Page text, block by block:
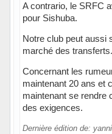
A contrario, le SRFC
pour Sishuba.
Notre club peut aussi
marché des
Concernant les
maintenant 20 ans et
maintenant se rendre
des exigences.
Dernière édition de: